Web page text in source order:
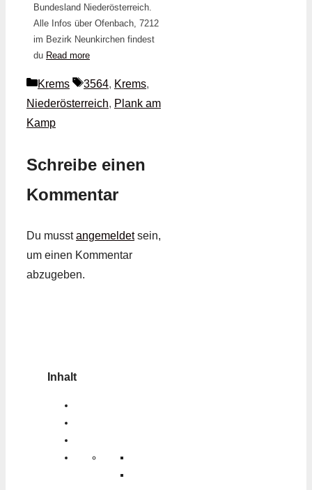
Bundesland Niederösterreich.
Alle Infos über Ofenbach, 7212
im Bezirk Neunkirchen findest
du Read more
Kategorien
Krems Schlagwörter
3564, Krems,
Niederösterreich, Plank am
Kamp
Schreibe einen
Kommentar
Du musstangemeldetsein,
um einen Kommentar
abzugeben.
Inhalt